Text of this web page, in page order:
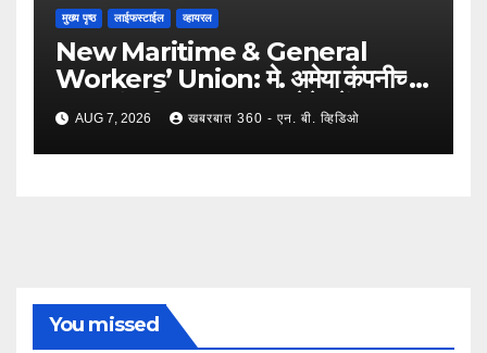
मुख्य पृष्ठ लाईफस्टाईल व्हायरल
New Maritime & General
Workers’ Union: मे. अमेया कंपनीच्या
कामगारांना दिलासा; कामगार नेते महेंद्र घरत
यांच्या नेतृत्वात ७,२०० रुपयांची ऐतिहासिक
पगारवाढ !
AUG 7, 2026 खबरबात 360 - एन. बी. व्हिडिओ
You missed